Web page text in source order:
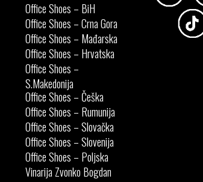
Office Shoes – BiH
Office Shoes – Crna Gora
Office Shoes – Mađarska
Office Shoes – Hrvatska
Office Shoes –
S.Makedonija
Office Shoes – Češka
Office Shoes – Rumunija
Office Shoes – Slovačka
Office Shoes – Slovenija
Office Shoes – Poljska
Vinarija Zvonko Bogdan